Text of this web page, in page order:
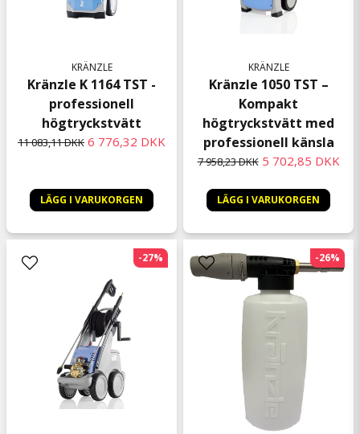
KRÄNZLE
Kränzle K 1164 TST -
professionell
högtryckstvätt
11 083,11 DKK 6 776,32 DKK
LÄGG I VARUKORGEN
KRÄNZLE
Kränzle 1050 TST –
Kompakt
högtryckstvätt med
professionell känsla
7 958,23 DKK 5 702,85 DKK
LÄGG I VARUKORGEN
-27% -26%